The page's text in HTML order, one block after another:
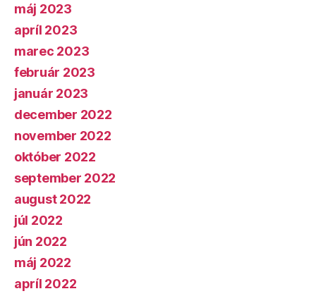
máj 2023
apríl 2023
marec 2023
február 2023
január 2023
december 2022
november 2022
október 2022
september 2022
august 2022
júl 2022
jún 2022
máj 2022
apríl 2022